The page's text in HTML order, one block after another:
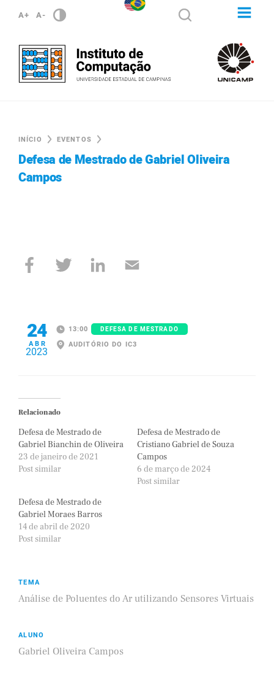
A+ A-
INÍCIO EVENTOS
Defesa de Mestrado de Gabriel Oliveira
Campos
24
ABR
2023
13:00 DEFESA DE MESTRADO
AUDITÓRIO DO IC3
Relacionado
Defesa de Mestrado de
Gabriel Bianchin de Oliveira
23 de janeiro de 2021
Post similar
Defesa de Mestrado de
Cristiano Gabriel de Souza
Campos
6 de março de 2024
Post similar
Defesa de Mestrado de
Gabriel Moraes Barros
14 de abril de 2020
Post similar
TEMA
Análise de Poluentes do Ar utilizando Sensores Virtuais
ALUNO
Gabriel Oliveira Campos